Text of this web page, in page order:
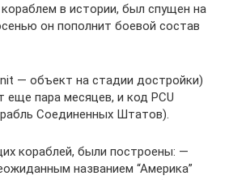
в истории, был спущен на
он пополнит боевой состав
— объект на стадии достройки)
пара месяцев, и код PCU
Соединенных Штатов).
кораблей, были построены: —
названием “Америка”